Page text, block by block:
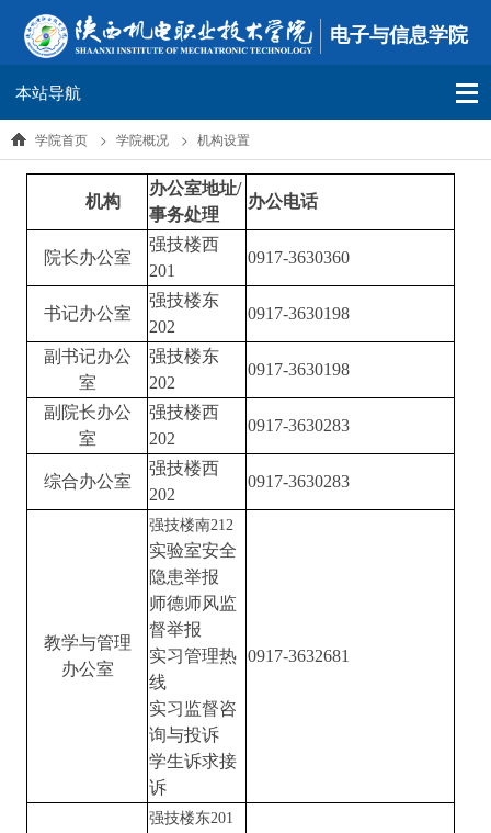
电子与信息学院
本站导航
学院首页 > 学院概况 > 机构设置
机构
办公室地址/
事务处理
办公电话
院长办公室
强技楼西
201
0917-3630360
书记办公室
强技楼东
202
0917-3630198
副书记办公
室
强技楼东
202
0917-3630198
副院长办公
室
强技楼西
202
0917-3630283
综合办公室
强技楼西
202
0917-3630283
教学与管理
办公室
强技楼南212
实验室安全
隐患举报
师德师风监
督举报
实习管理热
线
实习监督咨
询与投诉
学生诉求接
诉
0917-3632681
强技楼东201